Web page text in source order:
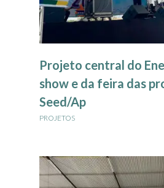
Projeto central do
show e da feira das
Seed/Ap
PROJETOS